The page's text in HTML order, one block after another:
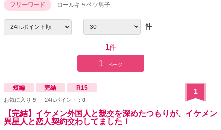
フリーワード ロールキャベツ男子
件
1件
1 ページ
短編 完結 R15
お気に入り:9 24h.ポイント： 0
1
【完結】イケメン外国人と親交を深めたつもりが、イケメン
異星人と恋人契約交わしてました！